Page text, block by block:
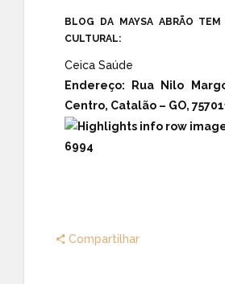
BLOG DA MAYSA ABRÃO
CULTURAL:
Ceica Saúde
Endereço:
Rua Nilo
Centro, Catalão – GO,
6994
Compartilhar